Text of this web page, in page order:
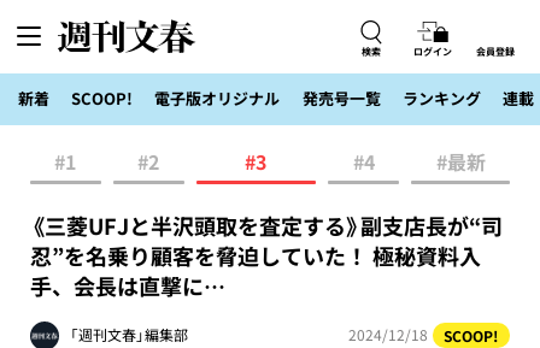
検索 ログイン 会員登録
新着 SCOOP! 電子版オリジナル 発売号一覧 ランキング 連載
#1 #2 #3 #4 #最新
《三菱UFJと半沢頭取を査定する》副支店長が“司
忍”を名乗り顧客を脅迫していた！ 極秘資料入
手、会長は直撃に…
「週刊文春」編集部 2024/12/18 SCOOP!